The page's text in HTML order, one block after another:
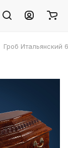
Гроб Итальянский